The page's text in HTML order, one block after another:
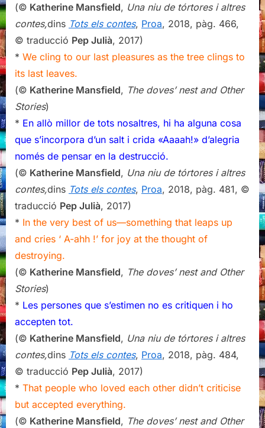
(© Katherine Mansfield, Una niu de tórtoresi altres
contes,dins Tots els contes, Proa, 2018, pàg. 466,
© traducció Pep Julià, 2017)
* We cling to our last pleasures as the tree clings to
its last leaves.
(© Katherine Mansfield, The doves’ nest and Other
Stories)
* En allò millor de tots nosaltres, hi ha alguna cosa
que s’incorpora d’un salt i crida «Aaaah!» d’alegria
només de pensar en la destrucció.
(© Katherine Mansfield, Una niu de tórtoresi altres
contes,dins Tots els contes, Proa, 2018, pàg. 481, ©
traducció Pep Julià, 2017)
* In the very best of us—something that leaps up
and cries ‘ A-ahh !’ for joy at the thought of
destroying.
(© Katherine Mansfield, The doves’ nest and Other
Stories)
* Les persones que s’estimen no es critiquen i ho
accepten tot.
(© Katherine Mansfield, Una niu de tórtoresi altres
contes,dins Tots els contes, Proa, 2018, pàg. 484,
© traducció Pep Julià, 2017)
* That people who loved each other didn’t criticise
but accepted everything.
(© Katherine Mansfield, The doves’ nest and Other